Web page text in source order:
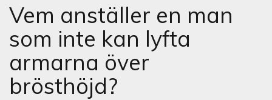
Vem anställer en man
som inte kan lyfta
armarna över
brösthöjd?